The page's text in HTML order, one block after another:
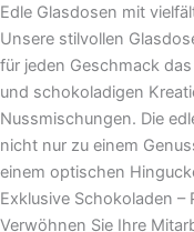
Edle Glasdosen mit
Unsere stilvollen
für jeden Geschmack
und schokoladigen
Nussmischungen. Die
nicht nur zu einem
einem optischen
Exklusive Schokoladen
Verwöhnen Sie Ihre